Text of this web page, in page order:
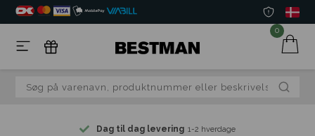
0
Dag til dag levering 1-2 hverdage